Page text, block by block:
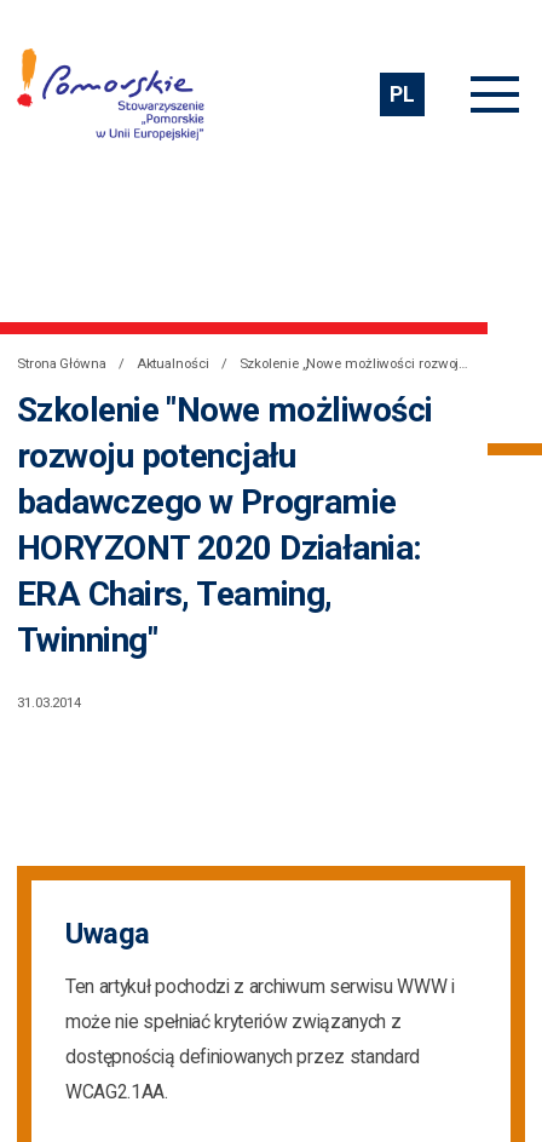
PL
Strona Główna Aktualności Szkolenie „Nowe możliwości rozwoju potencjału badawczego w Programie HORYZONT 2020 Działania: ERA Chairs, Teaming, Twinning”
Szkolenie "Nowe możliwości
rozwoju potencjału
badawczego w Programie
HORYZONT 2020 Działania:
ERA Chairs, Teaming,
Twinning"
31.03.2014
Uwaga
Ten artykuł pochodzi z archiwum serwisu WWW i
może nie spełniać kryteriów związanych z
dostępnością definiowanych przez standard
WCAG2.1AA.